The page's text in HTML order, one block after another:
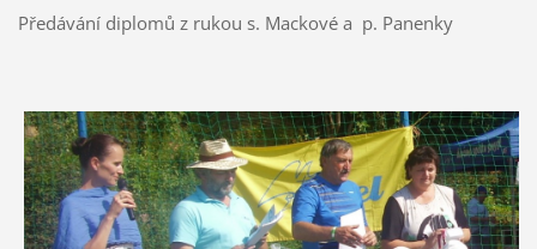
Předávání diplomů z rukou s. Mackové a p. Panenky